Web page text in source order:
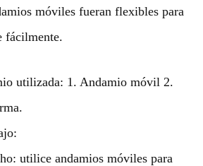
móviles fueran flexibles para
fácilmente.
utilizada: 1. Andamio móvil 2.
utilice andamios móviles para